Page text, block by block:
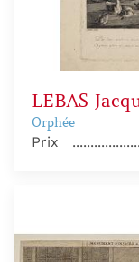
LEBAS
Orphée
Prix